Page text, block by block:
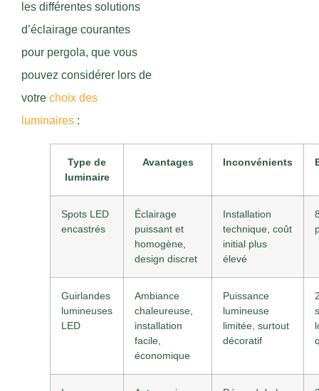
les différentes solutions
d’éclairage courantes
pour pergola, que vous
pouvez considérer lors de
votre choix des
luminaires :
Type de
luminaire
Avantages Inconvénients
Spots LED
encastrés
Éclairage
puissant et
homogène,
design discret
Installation
technique, coût
initial plus
élevé
Guirlandes
lumineuses
LED
Ambiance
chaleureuse,
installation
facile,
économique
Puissance
lumineuse
limitée, surtout
décoratif